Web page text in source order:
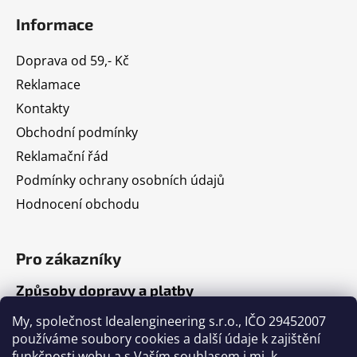
My, společnost Idealengineering s.r.o., IČO 29452007
používáme soubory cookies a další údaje k zajištění
Informace
Doprava od 59,- Kč
Reklamace
Kontakty
Obchodní podmínky
Reklamační řád
Podmínky ochrany osobních údajů
Hodnocení obchodu
Pro zákazníky
Způsoby dopravy a platby
Jak nakupovat